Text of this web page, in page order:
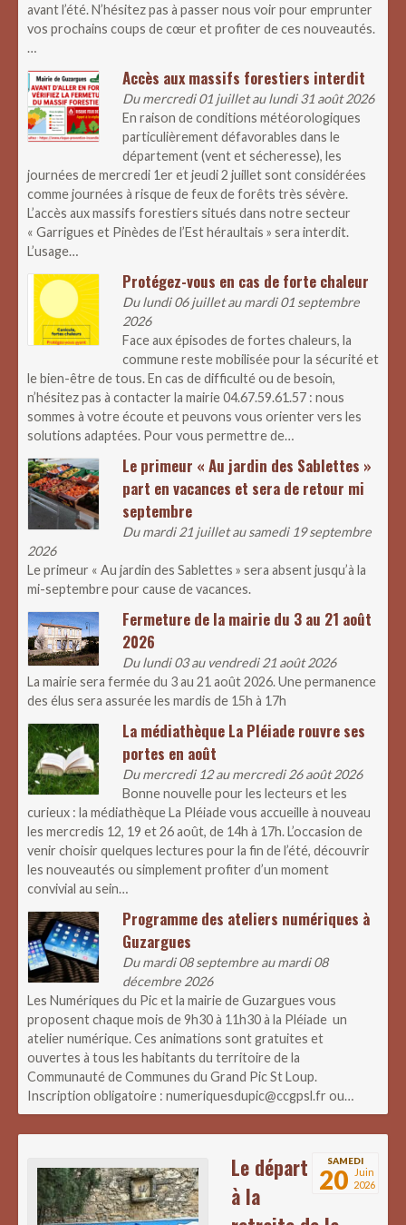
avant l’été. N’hésitez pas à passer nous voir pour emprunter
vos prochains coups de cœur et profiter de ces nouveautés.
…
Accès aux massifs forestiers interdit
Du mercredi 01 juillet au lundi 31 août 2026
En raison de conditions météorologiques
particulièrement défavorables dans le
département (vent et sécheresse), les
journées de mercredi 1er et jeudi 2 juillet sont considérées
comme journées à risque de feux de forêts très sévère.
L’accès aux massifs forestiers situés dans notre secteur
« Garrigues et Pinèdes de l’Est héraultais » sera interdit.
L’usage…
Protégez-vous en cas de forte chaleur
Du lundi 06 juillet au mardi 01 septembre
2026
Face aux épisodes de fortes chaleurs, la
commune reste mobilisée pour la sécurité et
le bien-être de tous. En cas de difficulté ou de besoin,
n’hésitez pas à contacter la mairie 04.67.59.61.57 : nous
sommes à votre écoute et peuvons vous orienter vers les
solutions adaptées. Pour vous permettre de…
Le primeur « Au jardin des Sablettes »
part en vacances et sera de retour mi
septembre
Du mardi 21 juillet au samedi 19 septembre
2026
Le primeur « Au jardin des Sablettes » sera absent jusqu’à la
mi-septembre pour cause de vacances.
Fermeture de la mairie du 3 au 21 août
2026
Du lundi 03 au vendredi 21 août 2026
La mairie sera fermée du 3 au 21 août 2026. Une permanence
des élus sera assurée les mardis de 15h à 17h
La médiathèque La Pléiade rouvre ses
portes en août
Du mercredi 12 au mercredi 26 août 2026
Bonne nouvelle pour les lecteurs et les
curieux : la médiathèque La Pléiade vous accueille à nouveau
les mercredis 12, 19 et 26 août, de 14h à 17h. L’occasion de
venir choisir quelques lectures pour la fin de l’été, découvrir
les nouveautés ou simplement profiter d’un moment
convivial au sein…
Programme des ateliers numériques à
Guzargues
Du mardi 08 septembre au mardi 08
décembre 2026
Les Numériques du Pic et la mairie de Guzargues vous
proposent chaque mois de 9h30 à 11h30 à la Pléiade un
atelier numérique. Ces animations sont gratuites et
ouvertes à tous les habitants du territoire de la
Communauté de Communes du Grand Pic St Loup.
Inscription obligatoire : numeriquesdupic@ccgpsl.fr ou…
SAMEDI
20
Juin
2026
Le départ
à la